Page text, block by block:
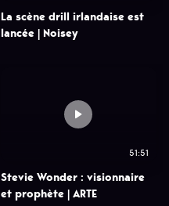
La scène drill irlandaise est
lancée | Noisey
51:51
Stevie Wonder : visionnaire
et prophète | ARTE